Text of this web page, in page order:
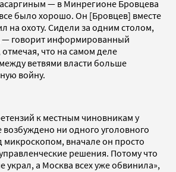
— в Минрегионе Бровцева
было хорошо. Он [Бровцев] вместе
на охоту. Сидели за одним столом,
— говорит информированный
что на самом деле
ветвями власти больше
войну.
к местным чиновникам у
ни одного уголовного
микроскопом, вначале он просто
решения. Потому что
украл, а Москва всех уже обвинила»,